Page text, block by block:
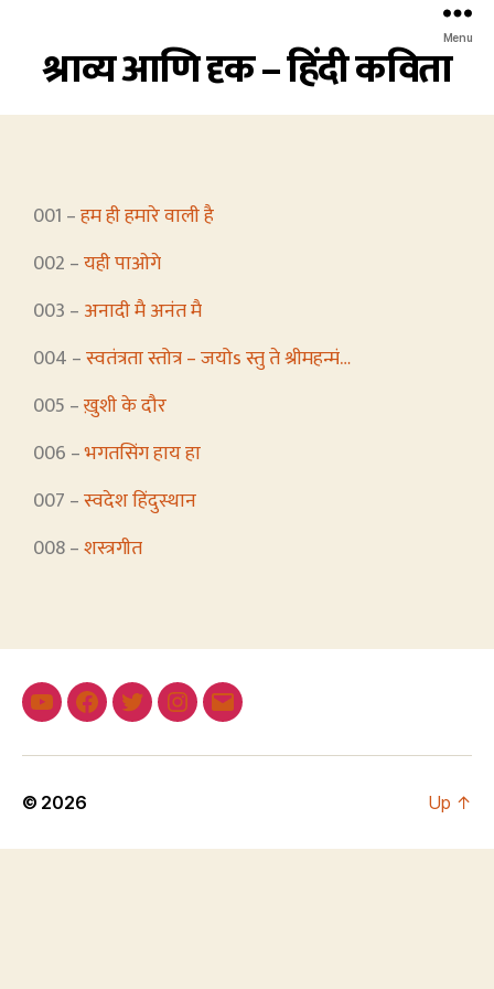
Menu
श्राव्य आणि दृक – हिंदी कविता
001 –हम ही हमारे वाली है
002 –यही पाओगे
003 – अनादी मै अनंत मै
004 –स्वतंत्रता स्तोत्र – जयोs स्तु ते श्रीमहन्मं…
005 –ख़ुशी के दौर
006 –भगतसिंग हाय हा
007 –स्वदेश हिंदुस्थान
008 –शस्त्रगीत
© 2026 Up ↑